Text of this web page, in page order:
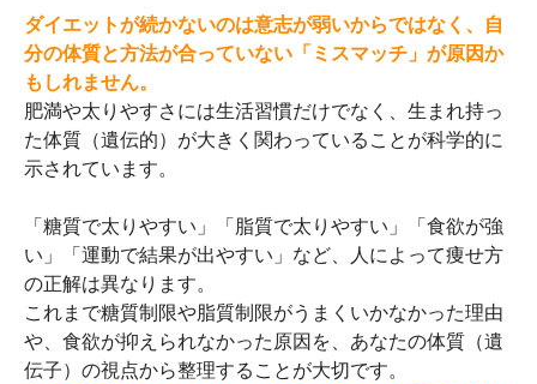
ダイエットが続かないのは意志が弱いからではなく、自
分の体質と方法が合っていない「ミスマッチ」が原因か
もしれません。
肥満や太りやすさには生活習慣だけでなく、生まれ持っ
た体質（遺伝的）が大きく関わっていることが科学的に
示されています。
「糖質で太りやすい」「脂質で太りやすい」「食欲が強
い」「運動で結果が出やすい」など、人によって痩せ方
の正解は異なります。
これまで糖質制限や脂質制限がうまくいかなかった理由
や、食欲が抑えられなかった原因を、あなたの体質（遺
伝子）の視点から整理することが大切です。